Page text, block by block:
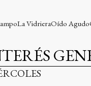
La VidrieraOído Agudo